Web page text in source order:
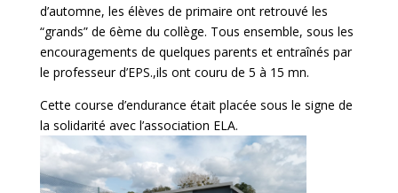
d’automne, les élèves de primaire ont retrouvé les
“grands” de 6ème du collège. Tous ensemble, sous les
encouragements de quelques parents et entraînés par
le professeur d’EPS.,ils ont couru de 5 à 15 mn.
Cette course d’endurance était placée sous le signe de
la solidarité avec l’association ELA.